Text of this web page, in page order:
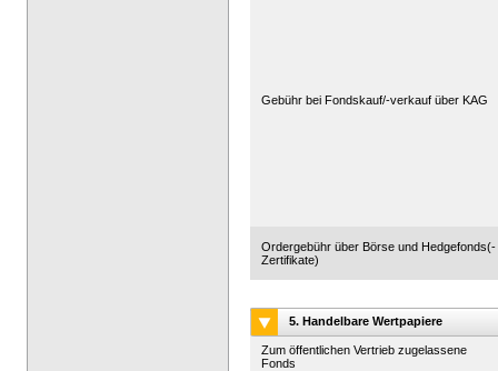
Gebühr bei Fondskauf/-verkauf über KAG
Ordergebühr über Börse und Hedgefonds(-
Zertifikate)
5. Handelbare Wertpapiere
Zum öffentlichen Vertrieb zugelassene
Fonds